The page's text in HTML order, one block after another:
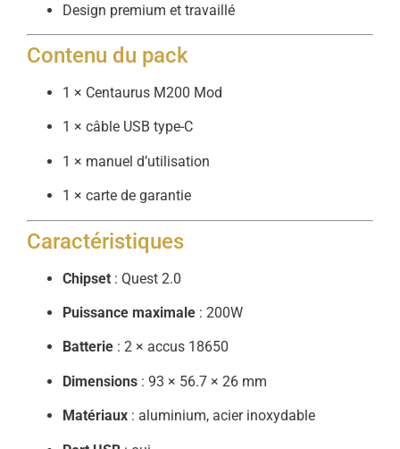
Design premium et travaillé
Contenu du pack
1 × Centaurus M200 Mod
1 × câble USB type-C
1 × manuel d’utilisation
1 × carte de garantie
Caractéristiques
Chipset : Quest 2.0
Puissance maximale : 200W
Batterie : 2 × accus 18650
Dimensions : 93 × 56.7 × 26 mm
Matériaux : aluminium, acier inoxydable